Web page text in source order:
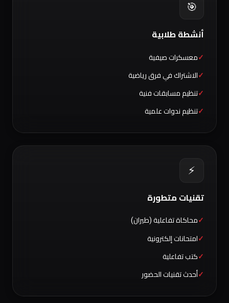
🎯
أنشطة طلابية
معسكرات صيفية
الاشتراك في فرق رياضية
تنظيم مسابقات فنية
تنظيم ندوات علمية
⚡
تقنيات متطورة
محاكاة تفاعلية (طيران)
امتحانات إلكترونية
كتب تفاعلية
أحدث تقنيات الحضور